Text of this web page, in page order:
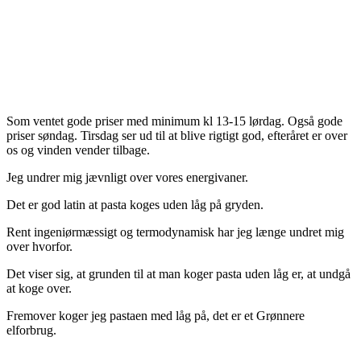
Som ventet gode priser med minimum kl 13-15 lørdag. Også gode
priser søndag. Tirsdag ser ud til at blive rigtigt god, efteråret er over
os og vinden vender tilbage.
Jeg undrer mig jævnligt over vores energivaner.
Det er god latin at pasta koges uden låg på gryden.
Rent ingeniørmæssigt og termodynamisk har jeg længe undret mig
over hvorfor.
Det viser sig, at grunden til at man koger pasta uden låg er, at undgå
at koge over.
Fremover koger jeg pastaen med låg på, det er et Grønnere
elforbrug.